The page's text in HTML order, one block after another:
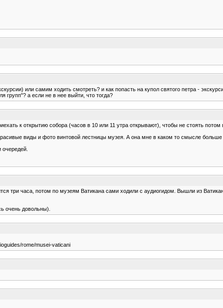
или самим ходить смотреть? и как попасть на купол святого петра -
групп"? а если не в нее выйти, что тогда?
к открытию собора (часов в 10 или 11 утра открывают), чтобы не стоять
виды и фото винтовой лестницы музея. А она мне в каком то смысле
очередей.
три часа, потом по музеям Ватикана сами ходили с аудиогидом. Вышли из
очень довольны).
rome/musei-vaticani